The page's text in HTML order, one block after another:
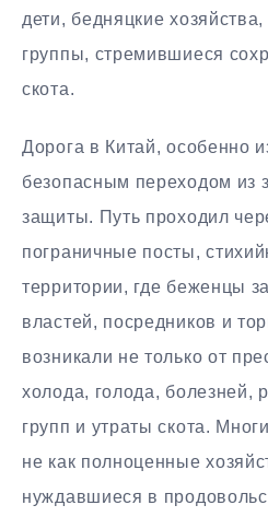
дети, бедняцкие
группы, стремившиеся
скота.
Дорога в Китай, особенно
безопасным переходом из
защиты. Путь проходил
пограничные посты,
территории, где беженцы
властей, посредников и
возникали не только от
холода, голода, болезней,
групп и утраты скота.
не как полноценные
нуждавшиеся в